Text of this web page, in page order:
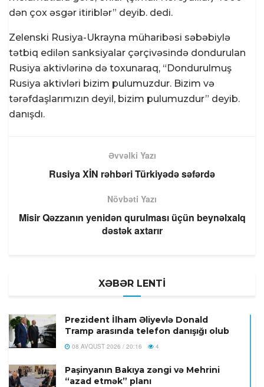
dən çox əsgər itiriblər” deyib. dedi.
Zelenski Rusiya-Ukrayna müharibəsi səbəbiylə
tətbiq edilən sanksiyalar çərçivəsində dondurulan
Rusiya aktivlərinə də toxunaraq, “Dondurulmuş
Rusiya aktivləri bizim pulumuzdur. Bizim və
tərəfdaşlarımızın deyil, bizim pulumuzdur” deyib.
danışdı.
Əvvəlki Yazı
Rusiya XİN rəhbəri Türkiyədə səfərdə
Növbəti Yazı
Misir Qəzzanın yenidən qurulması üçün beynəlxalq
dəstək axtarır
XƏBƏR LENTİ
Prezident İlham Əliyevlə Donald
Tramp arasında telefon danışığı olub
08 AVQUST 2026 / 20:16 4
Paşinyanın Bakıya zəngi və Mehrini
“azad etmək” planı